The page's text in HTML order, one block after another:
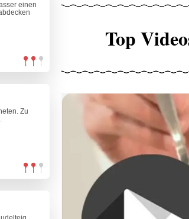
einen
Zu
Top